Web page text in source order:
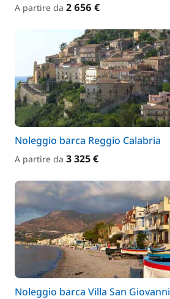
A partire da 2 656 €
Noleggio barca Reggio Calabria
A partire da 3 325 €
Noleggio barca Villa San Giovanni